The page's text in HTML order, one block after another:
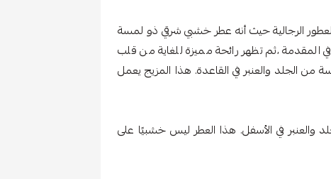
الرجالية حيث أنه عطر خشبي شرقي ذو لمسة
المقدمة ،ثم تظهر رائحة مميزة للغاية من قلب
من الجلد والعنبر في القاعدة. هذا المزيج يعمل
والعنبر في الأسفل. هذا العطر ليس خشبيًا على